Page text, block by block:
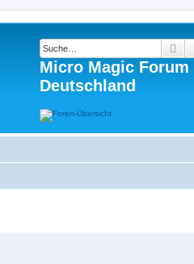
Micro Magic Forum
Deutschland